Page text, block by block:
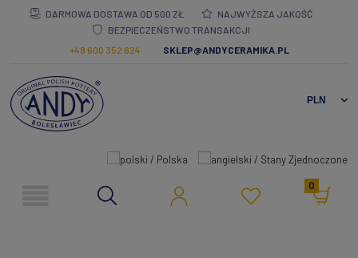
DARMOWA DOSTAWA OD 500 ZŁ
NAJWYŻSZA JAKOŚĆ
BEZPIECZEŃSTWO TRANSAKCJI
+48 600 352 624
SKLEP@ANDYCERAMIKA.PL
0